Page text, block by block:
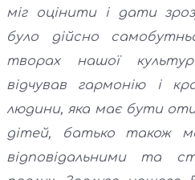
міг оцінити і дати
було дійсно
творах нашої
відчував гармонію і
людини, яка має бути
дітей, батько також
відповідальними та